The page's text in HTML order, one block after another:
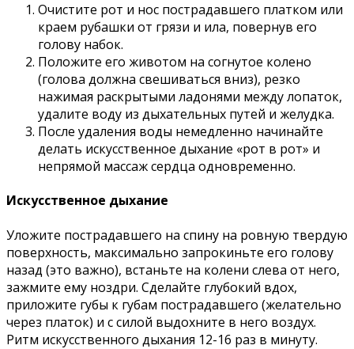
Очистите рот и нос пострадавшего платком или
краем рубашки от грязи и ила, повернув его
голову набок.
Положите его животом на согнутое колено
(голова должна свешиваться вниз), резко
нажимая раскрытыми ладонями между лопаток,
удалите воду из дыхательных путей и желудка.
После удаления воды немедленно начинайте
делать искусственное дыхание «рот в рот» и
непрямой массаж сердца одновременно.
Искусственное дыхание
Уложите пострадавшего на спину на ровную твердую
поверхность, максимально запрокиньте его голову
назад (это важно), встаньте на колени слева от него,
зажмите ему ноздри. Сделайте глубокий вдох,
приложите губы к губам пострадавшего (желательно
через платок) и с силой выдохните в него воздух.
Ритм искусственного дыхания 12-16 раз в минуту.